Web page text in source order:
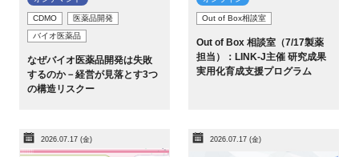
CDMO
医薬品開発
バイオ医薬品
なぜバイオ医薬品開発は失敗
するのか－経営が見落とす3つ
の構造リスクー
Out of Box相談室
Out of Box 相談室（7/17製薬
担当）：LINK-J主催 研究成果
実用化育成支援プログラム
2026.07.17 (金) 2026.07.17 (金)